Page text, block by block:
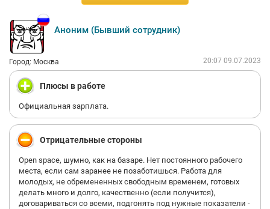
Аноним (Бывший сотрудник)
Город: Москва 20:07 09.07.2023
Плюсы в работе
Официальная зарплата.
Отрицательные стороны
Open space, шумно, как на базаре. Нет постоянного рабочего
места, если сам заранее не позаботишься. Работа для
молодых, не обремененных свободным временем, готовых
делать много и долго, качественно (если получится),
договариваться со всеми, подгонять под нужные показатели -